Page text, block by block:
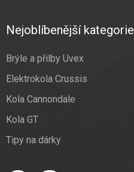
Nejoblíbenější kategorie
Brýle a přilby Uvex
Elektrokola Crussis
Kola Cannondale
Kola GT
Tipy na dárky